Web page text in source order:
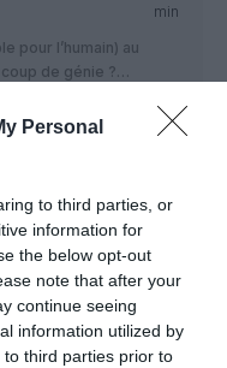
Personal
to third parties, or
information for
the below opt-out
note that after your
continue seeing
information utilized by
third parties prior to
min
pour l’humain) au
de génie ?…
RÉPONDRE
14 février 2023 - 12 h
25 min
est pas à son coup
faire passer des
pour vanter son
Beluga, les